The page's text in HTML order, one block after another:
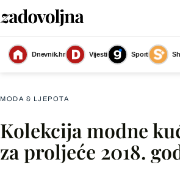
Dnevnik.hr Vijesti Sport
Kolekcija modne kuće Chanel za proljeće
MODA & LJEPOTA
Kolekcija modne
za proljeće 2018.
Facebook